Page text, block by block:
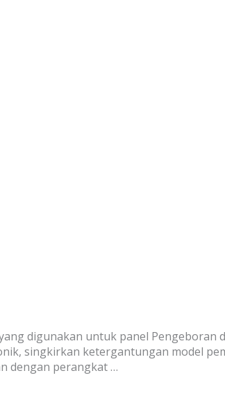
digunakan untuk panel
singkirkan ketergantungan model
dengan perangkat …